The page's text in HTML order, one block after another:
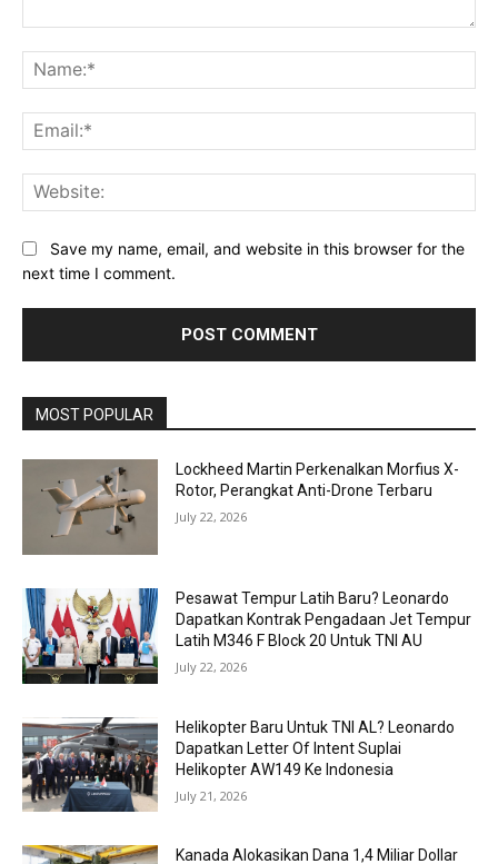
Save my name, email, and website in this browser for the
next time I comment.
MOST POPULAR
Lockheed Martin Perkenalkan Morfius X-
Rotor, Perangkat Anti-Drone Terbaru
July 22, 2026
Pesawat Tempur Latih Baru? Leonardo
Dapatkan Kontrak Pengadaan Jet Tempur
Latih M346 F Block 20 Untuk TNI AU
July 22, 2026
Helikopter Baru Untuk TNI AL? Leonardo
Dapatkan Letter Of Intent Suplai
Helikopter AW149 Ke Indonesia
July 21, 2026
Kanada Alokasikan Dana 1,4 Miliar Dollar